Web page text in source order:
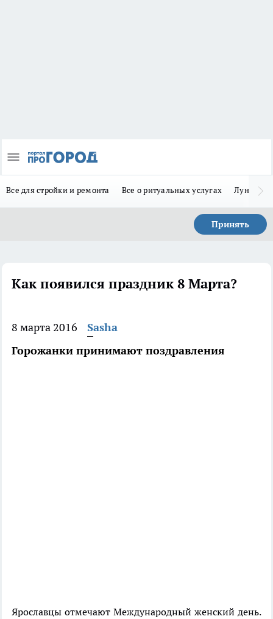
Все для стройки и ремонта Все о ритуальных услугах Лунно-
Принять
Как появился праздник 8 Марта?
8 марта 2016
Sasha
Горожанки принимают поздравления
Ярославцы отмечают Международный женский день.